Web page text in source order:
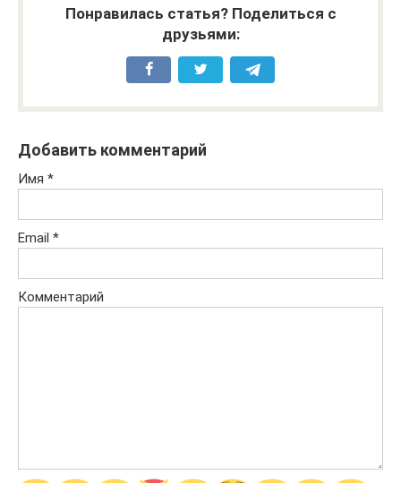
Понравилась статья? Поделиться с
друзьями:
Добавить комментарий
Имя *
Email *
Комментарий